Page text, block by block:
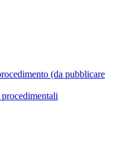
(da pubblicare